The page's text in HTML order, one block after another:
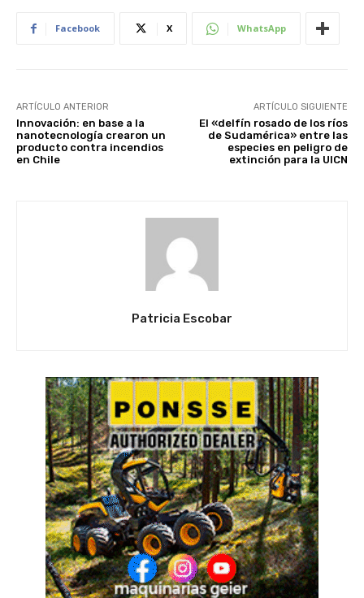
Facebook X WhatsApp
ARTÍCULO ANTERIOR
Innovación: en base a la
nanotecnología crearon un
producto contra incendios
en Chile
ARTÍCULO SIGUIENTE
El «delfín rosado de los ríos
de Sudamérica» entre las
especies en peligro de
extinción para la UICN
Patricia Escobar